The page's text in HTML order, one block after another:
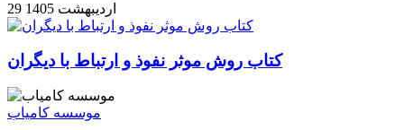
29 اردیبهشت 1405
کتاب روش موثر نفوذ و ارتباط با دیگران
موسسه کامیاب